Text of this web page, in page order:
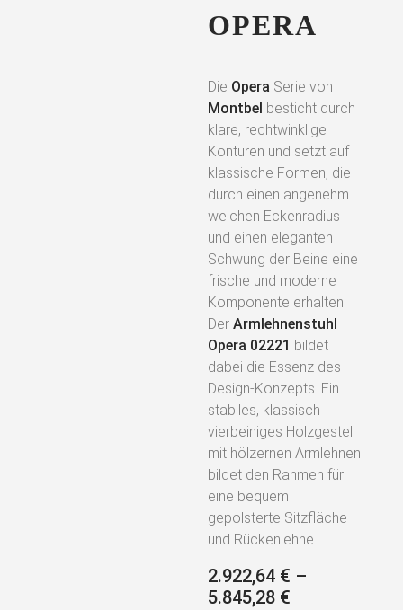
OPERA
Die Opera Serie von
Montbel besticht durch
klare, rechtwinklige
Konturen und setzt auf
klassische Formen, die
durch einen angenehm
weichen Eckenradius
und einen eleganten
Schwung der Beine eine
frische und moderne
Komponente erhalten.
DerArmlehnenstuhl
Opera 02221 bildet
dabei die Essenz des
Design-Konzepts. Ein
stabiles, klassisch
vierbeiniges Holzgestell
mit hölzernen Armlehnen
bildet den Rahmen für
eine bequem
gepolsterte Sitzfläche
und Rückenlehne.
2.922,64 € –
5.845,28 €